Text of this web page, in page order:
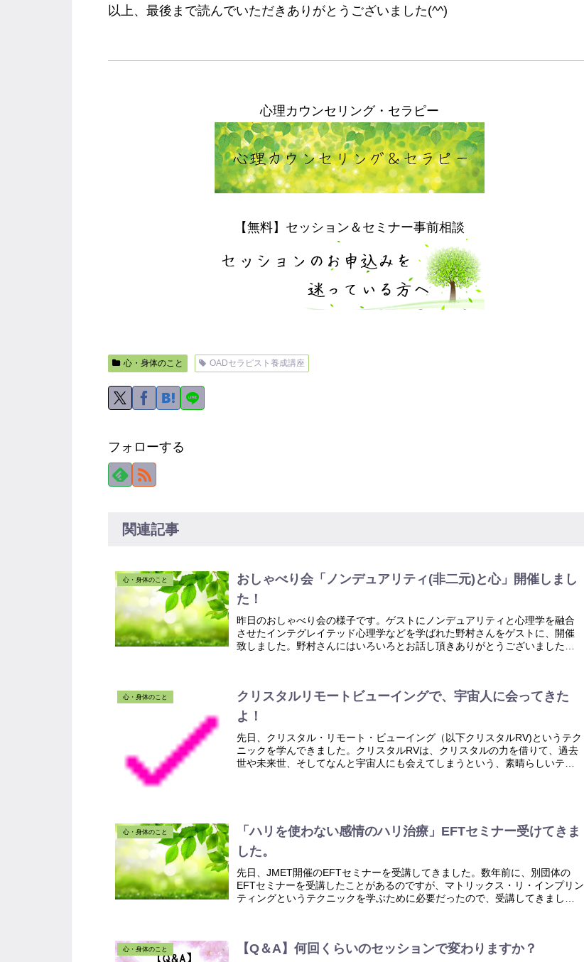
以上、最後まで読んでいただきありがとうございました(^^)
心理カウンセリング・セラピー
【無料】セッション＆セミナー事前相談
心・身体のこと OADセラピスト養成講座
フォローする
関連記事
心・身体のこと
おしゃべり会「ノンデュアリティ(非二元)と心」開催しまし
た！
昨日のおしゃべり会の様子です。ゲストにノンデュアリティと心理学を融合
させたインテグレイテッド心理学などを学ばれた野村さんをゲストに、開催
致しました。野村さんにはいろいろとお話し頂きありがとうございました。
心・身体のこと
クリスタルリモートビューイングで、宇宙人に会ってきた
よ！
先日、クリスタル・リモート・ビューイング（以下クリスタルRV)というテク
ニックを学んできました。クリスタルRVは、クリスタルの力を借りて、過去
世や未来世、そしてなんと宇宙人にも会えてしまうという、素晴らしいテク
心・身体のこと
「ハリを使わない感情のハリ治療」EFTセミナー受けてきま
した。
先日、JMET開催のEFTセミナーを受講してきました。数年前に、別団体の
EFTセミナーを受講したことがあるのですが、マトリックス・リ・インプリン
ティングというテクニックを学ぶために必要だったので、受講してきまし
心・身体のこと 【Q＆A】何回くらいのセッションで変わりますか？